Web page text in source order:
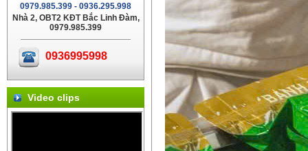
0979.985.399 - 0936.295.998
Nhà 2, OBT2 KĐT Bắc Linh Đàm,
0979.985.399
0936995998
Video clips